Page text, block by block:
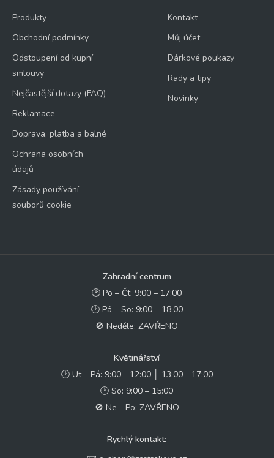
Odeslat
Produkty
Obchodní podmínky
Odstoupení od kupní
smlouvy
Nejčastější dotazy (FAQ)
Reklamace
Doprava, platba a balné
Ochrana osobních
údajů
Zásady používání
souborů cookie
Kontakt
Můj účet
Dárkové poukazy
Rady a tipy
Novinky
Zahradní centrum
🕑 Po – Čt: 9:00 – 17:00
🕑 Pá – So: 9:00 – 18:00
🚫 Neděle: ZAVŘENO
Květinářství
🕑 Ut – Pá: 9:00 - 12:00 │ 13:00 - 17:00
🕑 So: 9:00 – 15:00
🚫 Ne - Po: ZAVŘENO
Rychlý kontakt: